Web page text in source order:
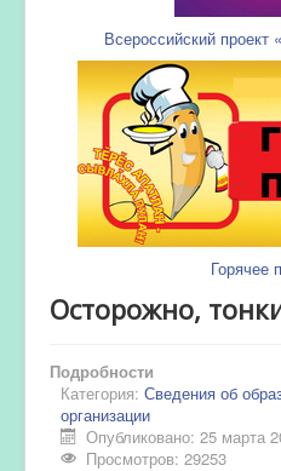
Всероссийский проект
Горячее
Осторожно,
Подробности
Категория: Сведения об
организации
Опубликовано: 25 марта
Просмотров: 29253